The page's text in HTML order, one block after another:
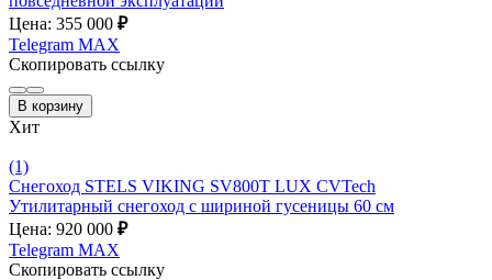
Цена: 355 000 ₽
Telegram MAX
Скопировать ссылку
В корзину
Хит
(1)
Снегоход STELS VIKING SV800T LUX CVTech
Утилитарный снегоход с шириной гусеницы 60 см
Цена: 920 000 ₽
Telegram MAX
Скопировать ссылку